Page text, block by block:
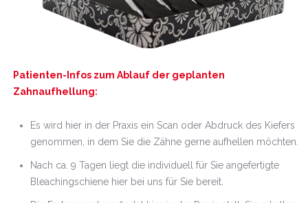
Patienten-Infos zum Ablauf der geplanten
Zahnaufhellung:
Es wird hier in der Praxis ein Scan oder Abdruck des Kiefers
genommen, in dem Sie die Zähne gerne aufhellen möchten.
Nach ca. 9 Tagen liegt die individuell für Sie angefertigte
Bleachingschiene hier bei uns für Sie bereit.